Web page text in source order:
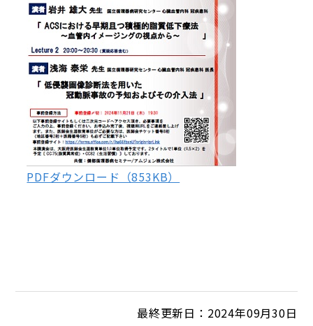
PDFダウンロード（853KB）
最終更新日：2024年09月30日